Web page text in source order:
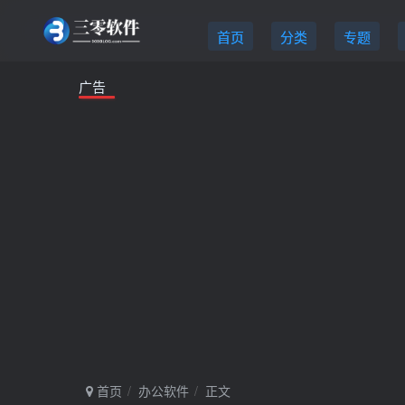
首页 分类 专题
广告
首页 办公软件 正文